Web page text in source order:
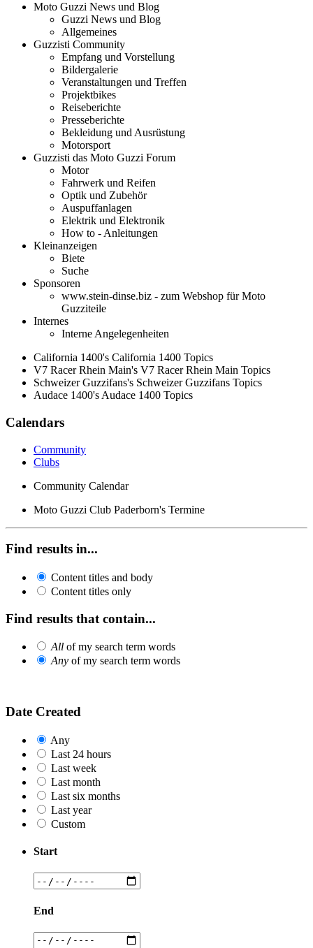
Moto Guzzi News und Blog
Guzzi News und Blog
Allgemeines
Guzzisti Community
Empfang und Vorstellung
Bildergalerie
Veranstaltungen und Treffen
Projektbikes
Reiseberichte
Presseberichte
Bekleidung und Ausrüstung
Motorsport
Guzzisti das Moto Guzzi Forum
Motor
Fahrwerk und Reifen
Optik und Zubehör
Auspuffanlagen
Elektrik und Elektronik
How to - Anleitungen
Kleinanzeigen
Biete
Suche
Sponsoren
www.stein-dinse.biz - zum Webshop für Moto
Guzziteile
Internes
Interne Angelegenheiten
California 1400's California 1400 Topics
V7 Racer Rhein Main's V7 Racer Rhein Main Topics
Schweizer Guzzifans's Schweizer Guzzifans Topics
Audace 1400's Audace 1400 Topics
Calendars
Community
Clubs
Community Calendar
Moto Guzzi Club Paderborn's Termine
Find results in...
Content titles and body
Content titles only
Find results that contain...
All of my search term words
Any of my search term words
Date Created
Any
Last 24 hours
Last week
Last month
Last six months
Last year
Custom
Start
End